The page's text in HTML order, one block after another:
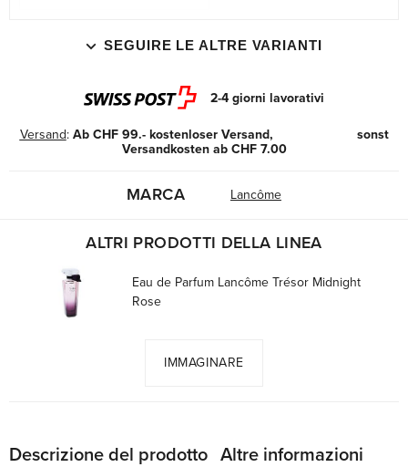
SEGUIRE LE ALTRE VARIANTI
2-4 giorni lavorativi
Versand: Ab CHF 99.- kostenloser Versand, sonst
Versandkosten ab CHF 7.00
MARCA Lancôme
ALTRI PRODOTTI DELLA LINEA
Eau de Parfum Lancôme Trésor Midnight
Rose
IMMAGINARE
Descrizione del prodotto Altre informazioni